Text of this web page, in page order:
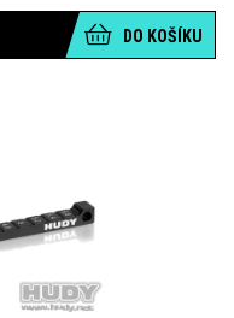
DO KOŠÍKU